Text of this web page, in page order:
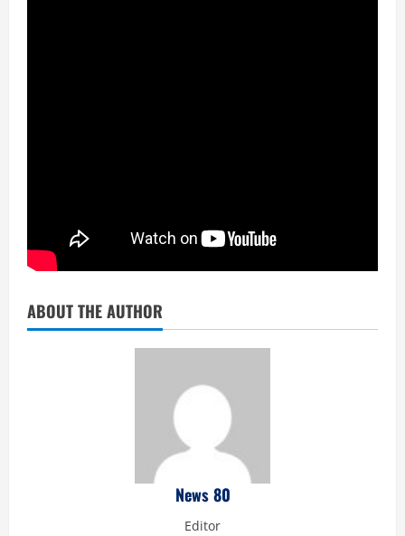
ABOUT THE AUTHOR
News 80
Editor